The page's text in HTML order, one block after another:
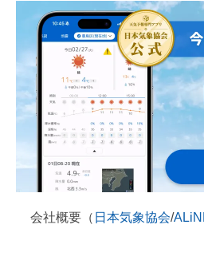
会社概要（ 日本気象協会/